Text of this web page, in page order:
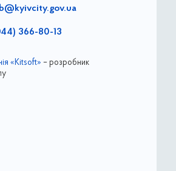
366-80-13
«Kitsoft» – розробник